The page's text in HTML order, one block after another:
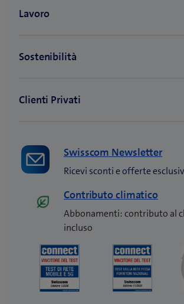
Swisscom Newsletter
Ricevi sconti e offerte
Contributo climatico
Abbonamenti: contributo al
incluso